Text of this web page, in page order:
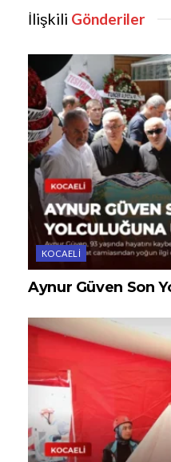
İlişkili Gönderiler
KOCAELI
Aynur Güven Son